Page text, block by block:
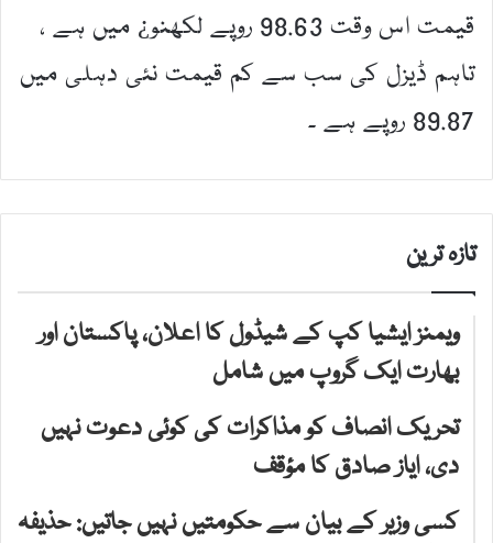
قیمت اس وقت 98.63 روپے لکھنو¿ میں ہے ،
تاہم ڈیزل کی سب سے کم قیمت نئی دہلی میں
89.87 روپے ہے ۔
تازہ ترین
ویمنز ایشیا کپ کے شیڈول کا اعلان، پاکستان اور
بھارت ایک گروپ میں شامل
تحریک انصاف کو مذاکرات کی کوئی دعوت نہیں
دی، ایاز صادق کا مؤقف
کسی وزیر کے بیان سے حکومتیں نہیں جاتیں: حذیفہ